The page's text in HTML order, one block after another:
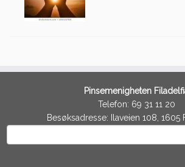
Pinsemenigheten
Telefon: 69 31 11 20
Besøksadresse: Ilaveien 108, 1605
etter: